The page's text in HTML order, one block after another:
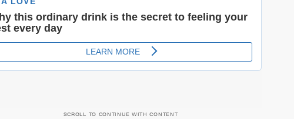
SCROLL TO CONTINUE WITH CONTENT